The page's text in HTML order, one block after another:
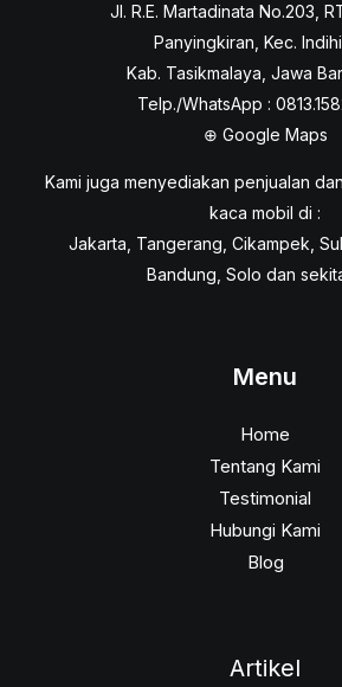
Jl. R.E. Martadinata No.203,
Panyingkiran, Kec.
Kab. Tasikmalaya, Jawa
Telp./WhatsApp :
⊕ Google Maps
Kami juga menyediakan penjualan
kaca mobil di :
Jakarta, Tangerang, Cikampek,
Bandung, Solo dan
Menu
Home
Tentang Kami
Testimonial
Hubungi Kami
Blog
Artikel